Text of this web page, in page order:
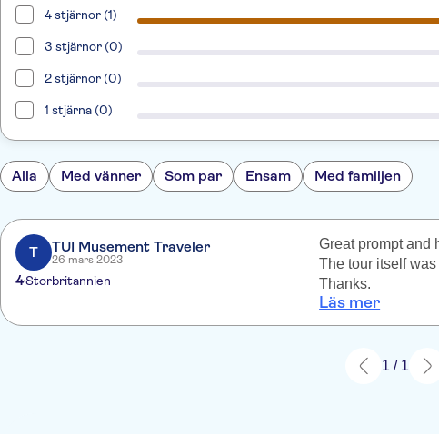
4 stjärnor (1)
3 stjärnor (0)
2 stjärnor (0)
1 stjärna (0)
Alla Med vänner Som par Ensam Med familjen
T TUI Musement Traveler
26 mars 2023
4Storbritannien
Great prompt and
The tour itself
Thanks.
Läs mer
1 / 1